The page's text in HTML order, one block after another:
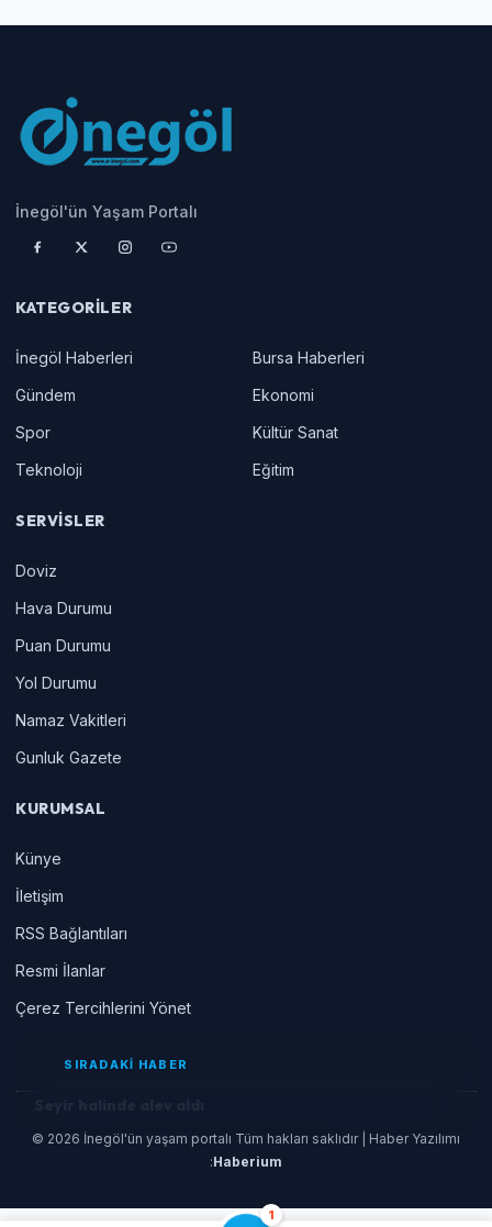
1
İnegöl'ün Yaşam Portalı
KATEGORILER
İnegöl Haberleri
Bursa Haberleri
Gündem
Ekonomi
Spor
Kültür Sanat
Teknoloji
Eğitim
SERVISLER
Doviz
Hava Durumu
Puan Durumu
Yol Durumu
Namaz Vakitleri
Gunluk Gazete
KURUMSAL
Künye
İletişim
RSS Bağlantıları
Resmi İlanlar
Çerez Tercihlerini Yönet
© 2026 İnegöl'ün yaşam portalı Tüm hakları saklıdır | Haber Yazılımı
:Haberium
SIRADAKİ HABER